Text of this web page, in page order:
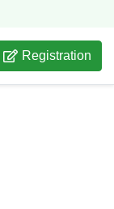
Registration